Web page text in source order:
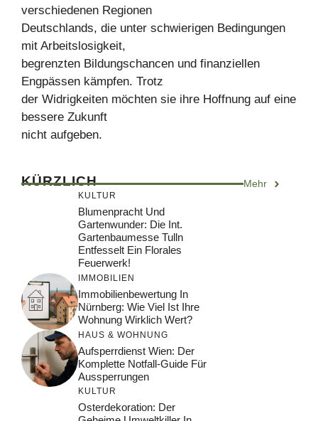
verschiedenen Regionen
Deutschlands, die unter schwierigen Bedingungen
mit Arbeitslosigkeit,
begrenzten Bildungschancen und finanziellen
Engpässen kämpfen. Trotz
der Widrigkeiten möchten sie ihre Hoffnung auf eine
bessere Zukunft
nicht aufgeben.
KÜRZLICH Mehr
KULTUR
Blumenpracht Und
Gartenwunder: Die Int.
Gartenbaumesse Tulln
Entfesselt Ein Florales
Feuerwerk!
IMMOBILIEN
Immobilienbewertung In
Nürnberg: Wie Viel Ist Ihre
Wohnung Wirklich Wert?
HAUS & WOHNUNG
Aufsperrdienst Wien: Der
Komplette Notfall-Guide Für
Aussperrungen
KULTUR
Osterdekoration: Der